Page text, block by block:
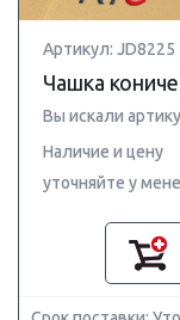
Артикул: JD8225 |
Чашка
Вы искали
Наличие и цену
уточняйте у